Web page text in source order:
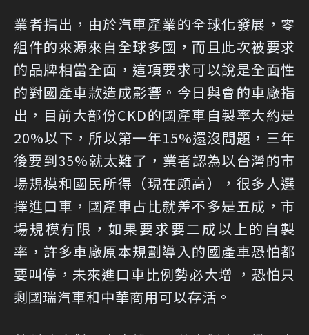
業者指出，由於汽車產業的全球化發展，零
組件的來源來自全球多國，而且此次被要求
的品牌相當全面，這項要求可以說是全面性
的對國產車款造成影響。今日與會的車廠指
出，目前大部份CKD的國產車自製率大約是
20%以下，所以第一年15%還沒問題，三年
後要到35%就太難了，業者認為以台灣的市
場規模和國民所得（現在頗高），很多人選
擇進口車，國產車占比就差不多是五成，市
場規模有限，如果要求要二成以上的自製
率，許多車廠原本規劃導入的國產車恐怕都
要叫停，未來進口車比例勢必大增 ，恐怕只
剩國瑞汽車和中華商用可以存活。